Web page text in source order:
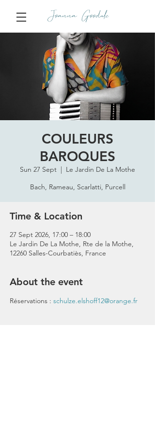
Joanna Goodale
COULEURS
BAROQUES
Sun 27 Sept
  |
Le Jardin De La Mothe
Bach, Rameau, Scarlatti, Purcell
Time & Location
27 Sept 2026, 17:00 – 18:00
Le Jardin De La Mothe, Rte de la Mothe,
12260 Salles-Courbatiès, France
About the event
Réservations : schulze.elshoff12@orange.fr